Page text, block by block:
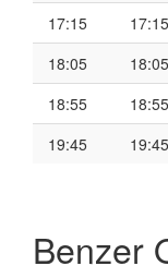
17:15
17:15
18:05
18:05
18:55
18:55
19:45
19:45
Benzer